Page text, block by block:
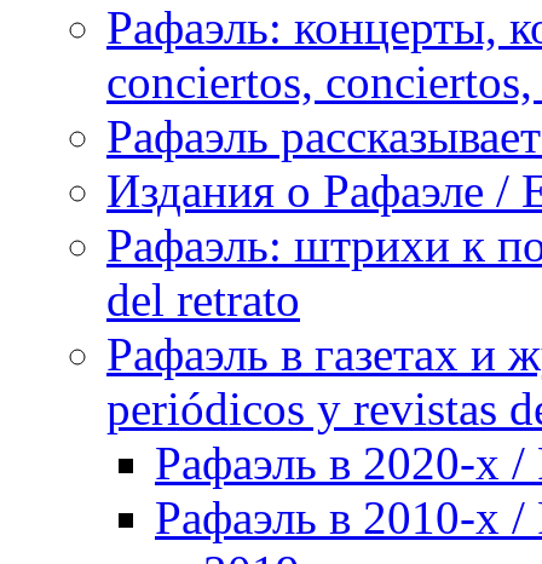
Рафаэль: концерты,
conciertos,
Рафаэль
Издания о Рафаэле /
Рафаэль: штрихи к
del retrato
Рафаэль в газетах и
periódicos y revistas
Рафаэль в 2020-х /
Рафаэль в 2010-х /